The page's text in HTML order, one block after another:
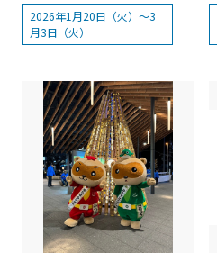
2026年1月20日（火）～3
月3日（火）